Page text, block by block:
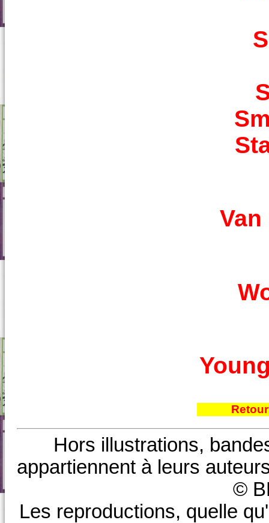
Hors illustrations,
appartiennent à leurs
©
Les reproductions, quelle